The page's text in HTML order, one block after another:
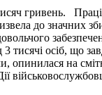
гривень.
до значних
осіб, що
опинилася на